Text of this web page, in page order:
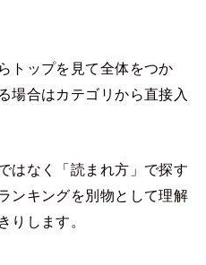
トップを見て全体をつか
場合はカテゴリから直接入
はなく「読まれ方」で探す
ンキングを別物として理解
りします。